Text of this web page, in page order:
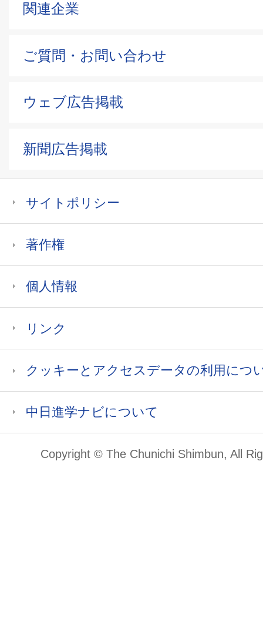
関連企業
ご質問・お問い合わせ
ウェブ広告掲載
新聞広告掲載
サイトポリシー
著作権
個人情報
リンク
クッキーとアクセスデータの利用につ
中日進学ナビについて
Copyright © The Chunichi Shimbun, All